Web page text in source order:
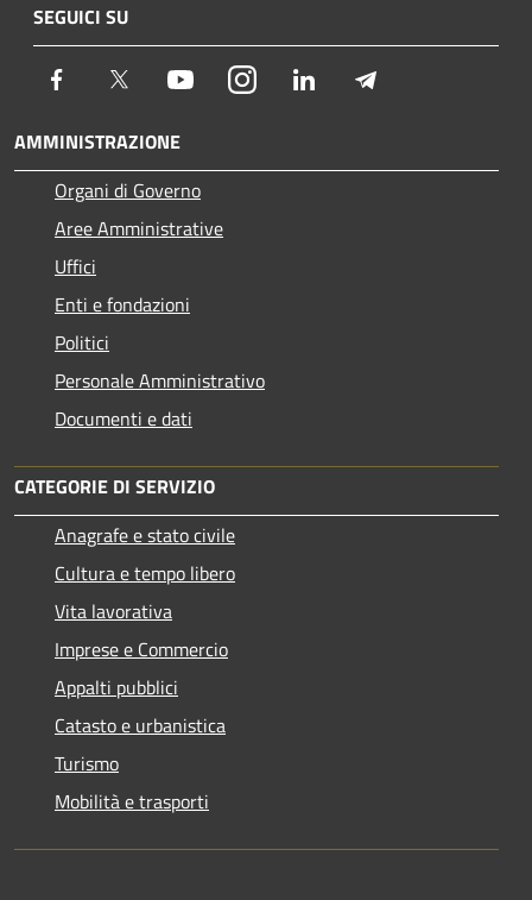
SEGUICI SU
Facebook Twitter YoutubeInstagram LinkedIn
AMMINISTRAZIONE
Organi di Governo
Aree Amministrative
Uffici
Enti e fondazioni
Politici
Personale Amministrativo
Documenti e dati
CATEGORIE DI SERVIZIO
Anagrafe e stato civile
Cultura e tempo libero
Vita lavorativa
Imprese e Commercio
Appalti pubblici
Catasto e urbanistica
Turismo
Mobilità e trasporti